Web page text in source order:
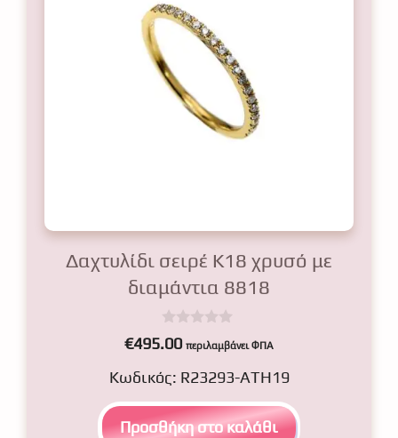
Δαχτυλίδι σειρέ Κ18 χρυσό με
διαμάντια 8818
0
o
t
o
f
5
€495.00 περιλαμβάνει ΦΠΑ
Κωδικός: R23293-ATH19
Προσθήκη στο καλάθι